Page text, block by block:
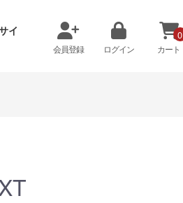
イ
会員登録 ログイン
0
カート